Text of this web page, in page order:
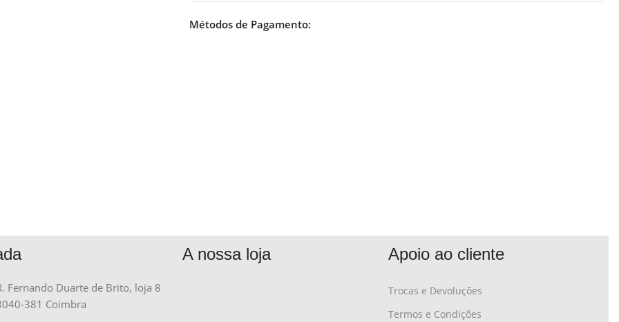
Métodos de Pagamento:
Fernando Duarte de Brito, loja 8
381 Coimbra
A nossa loja Apoio ao cliente
Trocas e Devoluções
Termos e Condições